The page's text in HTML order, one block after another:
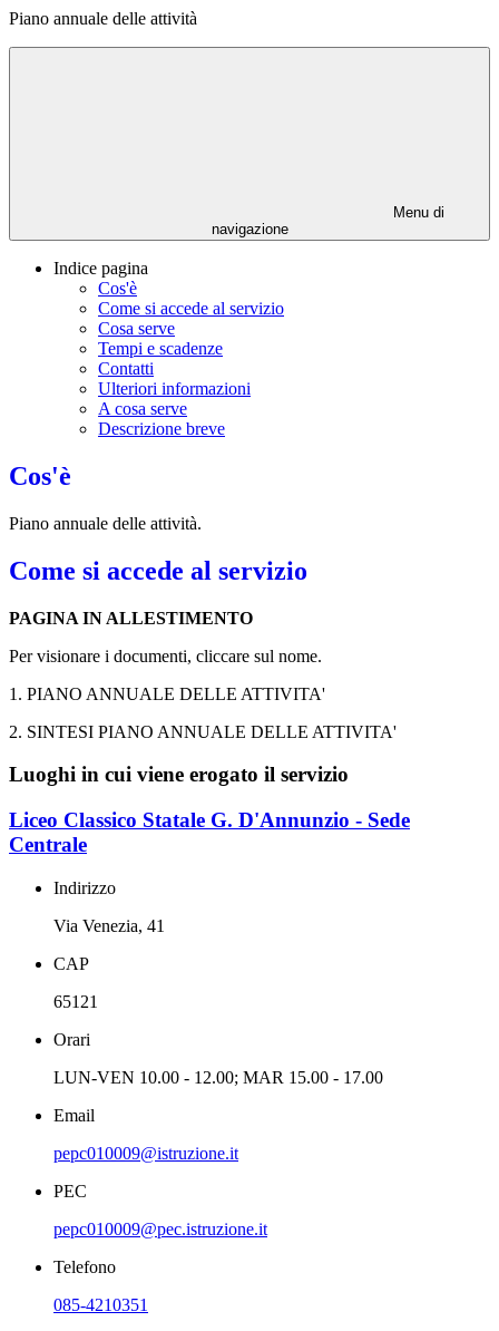
Piano annuale delle attività
Menu di
navigazione
Indice pagina
Cos'è
Come si accede al servizio
Cosa serve
Tempi e scadenze
Contatti
Ulteriori informazioni
A cosa serve
Descrizione breve
Cos'è
Piano annuale delle attività.
Come si accede al servizio
PAGINA IN ALLESTIMENTO
Per visionare i documenti, cliccare sul nome.
1. PIANO ANNUALE DELLE ATTIVITA'
2. SINTESI PIANO ANNUALE DELLE ATTIVITA'
Luoghi in cui viene erogato il servizio
Liceo Classico Statale G. D'Annunzio - Sede
Centrale
Indirizzo
Via Venezia, 41
CAP
65121
Orari
LUN-VEN 10.00 - 12.00; MAR 15.00 - 17.00
Email
pepc010009@istruzione.it
PEC
pepc010009@pec.istruzione.it
Telefono
085-4210351